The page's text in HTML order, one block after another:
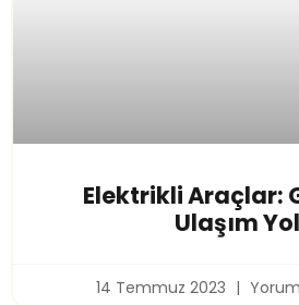
Elektrikli Araçlar:
Ulaşım
14 Temmuz 2023